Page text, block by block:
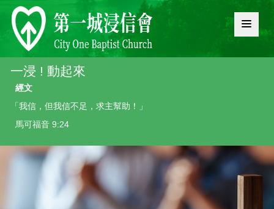
一浸 ! 動起來
經文
「我信，但我信不足，求主幫助！」
馬可福音 9:24